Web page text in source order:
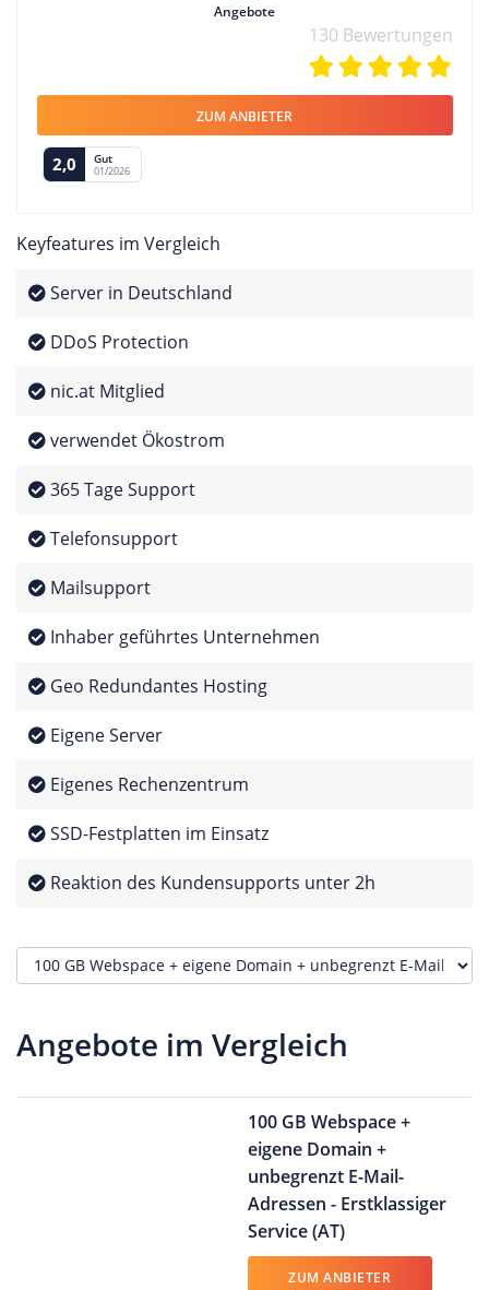
Angebote
130 Bewertungen
ZUM ANBIETER
2,0 Gut
01/2026
Keyfeatures im Vergleich
Server in Deutschland
DDoS Protection
nic.at Mitglied
verwendet Ökostrom
365 Tage Support
Telefonsupport
Mailsupport
Inhaber geführtes Unternehmen
Geo Redundantes Hosting
Eigene Server
Eigenes Rechenzentrum
SSD-Festplatten im Einsatz
Reaktion des Kundensupports unter 2h
Angebote im Vergleich
100 GB Webspace +
eigene Domain +
unbegrenzt E-Mail-
Adressen - Erstklassiger
Service (AT)
ZUM ANBIETER